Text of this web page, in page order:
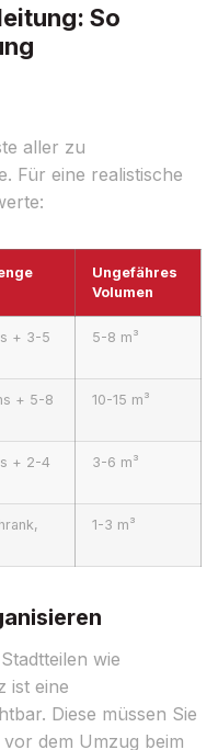
So
aller zu
Für eine realistische
Ungefähres
Volumen
+ 3-5
5-8 m³
+ 5-8
10-15 m³
+ 2-4
3-6 m³
1-3 m³
wie
ist eine
Diese müssen Sie
dem Umzug beim